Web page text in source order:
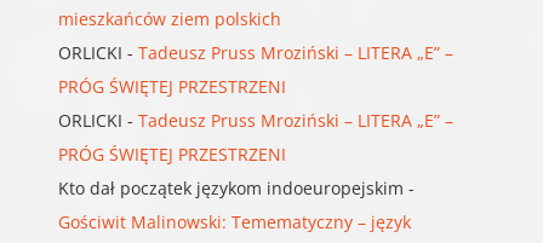
mieszkańców ziem polskich
ORLICKI - Tadeusz Pruss Mroziński – LITERA „E” –
PRÓG ŚWIĘTEJ PRZESTRZENI
ORLICKI - Tadeusz Pruss Mroziński – LITERA „E” –
PRÓG ŚWIĘTEJ PRZESTRZENI
Kto dał początek językom indoeuropejskim -
Gościwit Malinowski: Temematyczny – język